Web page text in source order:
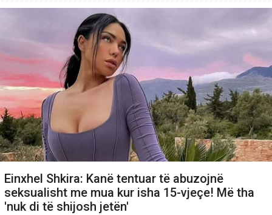
Einxhel Shkira: Kanë tentuar të abuzojnë
seksualisht me mua kur isha 15-vjeçe! Më tha
'nuk di të shijosh jetën'